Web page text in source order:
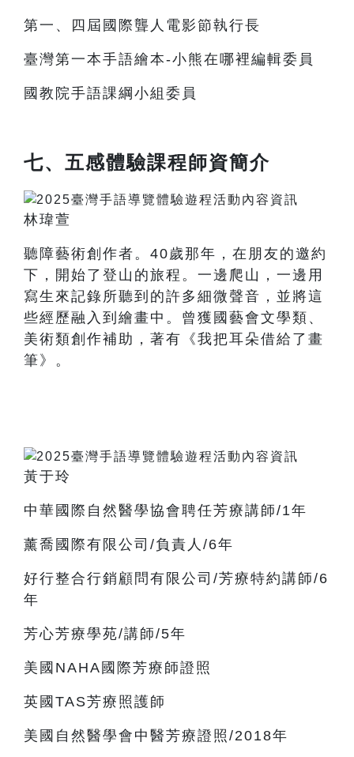
第一、四屆國際聾人電影節執行長
臺灣第一本手語繪本-小熊在哪裡編輯委員
國教院手語課綱小組委員
七、五感體驗課程師資簡介
林瑋萱
聽障藝術創作者。40歲那年，在朋友的邀約
下，開始了登山的旅程。一邊爬山，一邊用
寫生來記錄所聽到的許多細微聲音，並將這
些經歷融入到繪畫中。曾獲國藝會文學類、
美術類創作補助，著有《我把耳朵借給了畫
筆》。
黃于玲
中華國際自然醫學協會聘任芳療講師/1年
薰喬國際有限公司/負責人/6年
好行整合行銷顧問有限公司/芳療特約講師/6
年
芳心芳療學苑/講師/5年
美國NAHA國際芳療師證照
英國TAS芳療照護師
美國自然醫學會中醫芳療證照/2018年